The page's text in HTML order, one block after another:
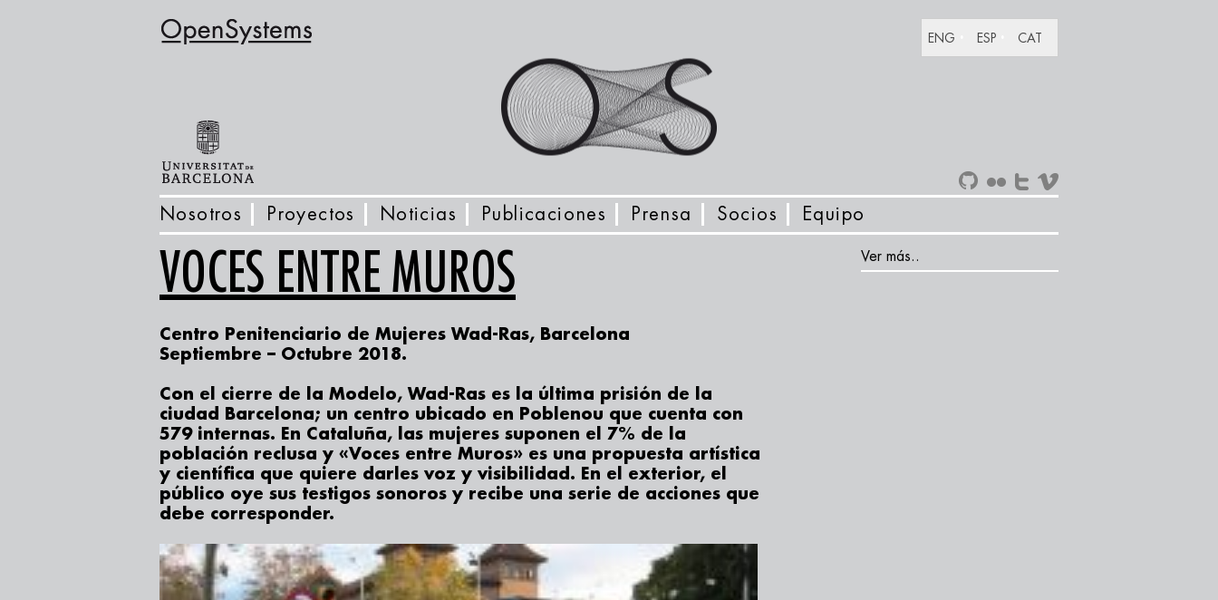
ENG ESP CAT
Nosotros Proyectos Noticias Publicaciones Prensa Socios Equipo
VOCES ENTRE MUROS
Centro Penitenciario de Mujeres Wad-Ras, Barcelona
Septiembre – Octubre 2018.
Con el cierre de la Modelo, Wad-Ras es la última prisión de la
ciudad Barcelona; un centro ubicado en Poblenou que cuenta con
579 internas. En Cataluña, las mujeres suponen el 7% de la
población reclusa y «Voces entre Muros» es una propuesta artística
y científica que quiere darles voz y visibilidad. En el exterior, el
público oye sus testigos sonoros y recibe una serie de acciones que
debe corresponder.
Ver más..